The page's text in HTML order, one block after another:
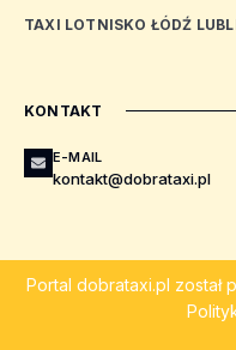
TAXI LOTNISKO ŁÓDŹ
KONTAKT
E-MAIL
kontakt@dobrataxi.pl
Portal dobrataxi.pl został